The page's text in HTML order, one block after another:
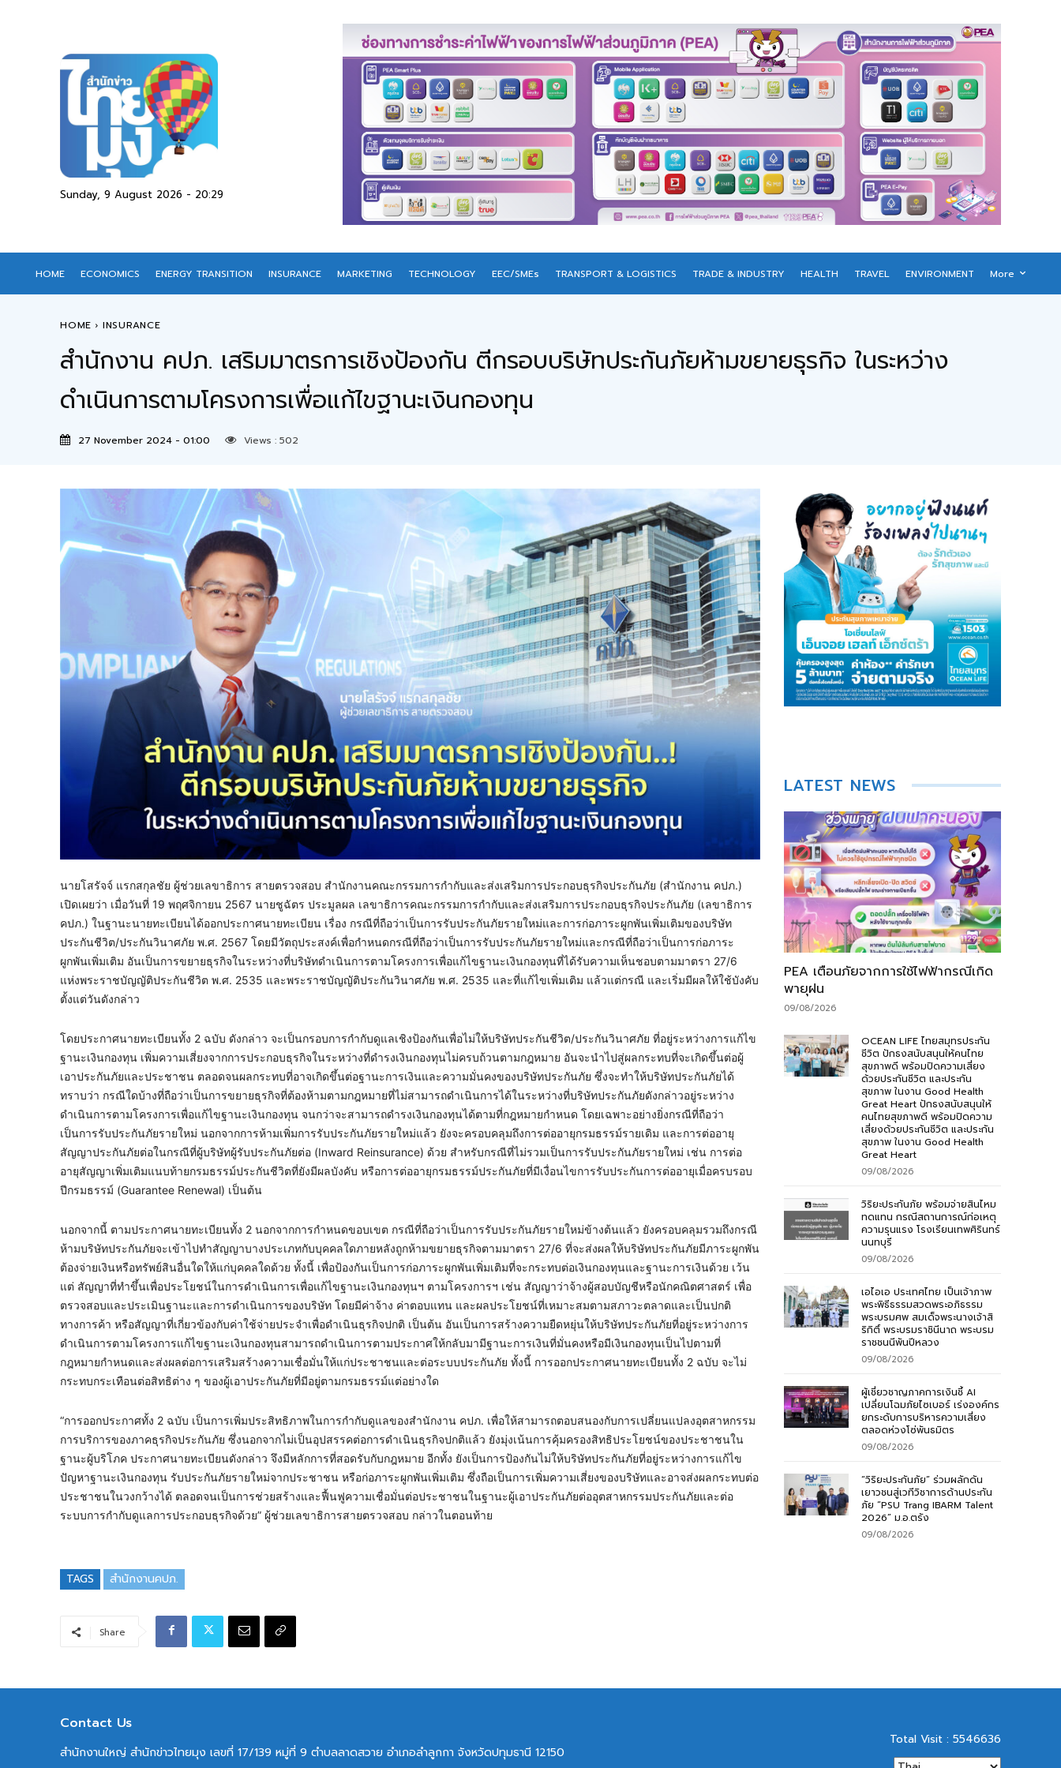
Sunday, 9 August 2026 - 20:29
HOME ECONOMICS ENERGY TRANSITION INSURANCE MARKETING TECHNOLOGY EEC/SMEs TRANSPORT & LOGISTICS TRADE & INDUSTRY HEALTH TRAVEL ENVIRONMENT More
HOME INSURANCE
สำนักงาน คปภ. เสริมมาตรการเชิงป้องกัน ตีกรอบบริษัทประกันภัยห้ามขยายธุรกิจ ในระหว่าง
ดำเนินการตามโครงการเพื่อแก้ไขฐานะเงินกองทุน
27 November 2024 - 01:00 Views : 502
นายโสรัจจ์ แรกสกุลชัย ผู้ช่วยเลขาธิการ สายตรวจสอบ สำนักงานคณะกรรมการกำกับและส่งเสริมการประกอบธุรกิจประกันภัย (สำนักงาน คปภ.)
เปิดเผยว่า เมื่อวันที่ 19 พฤศจิกายน 2567 นายชูฉัตร ประมูลผล เลขาธิการคณะกรรมการกำกับและส่งเสริมการประกอบธุรกิจประกันภัย (เลขาธิการ
คปภ.) ในฐานะนายทะเบียนได้ออกประกาศนายทะเบียน เรื่อง กรณีที่ถือว่าเป็นการรับประกันภัยรายใหม่และการก่อภาระผูกพันเพิ่มเติมของบริษัท
ประกันชีวิต/ประกันวินาศภัย พ.ศ. 2567 โดยมีวัตถุประสงค์เพื่อกำหนดกรณีที่ถือว่าเป็นการรับประกันภัยรายใหม่และกรณีที่ถือว่าเป็นการก่อภาระ
ผูกพันเพิ่มเติม อันเป็นการขยายธุรกิจในระหว่างที่บริษัทดำเนินการตามโครงการเพื่อแก้ไขฐานะเงินกองทุนที่ได้รับความเห็นชอบตามมาตรา 27/6
แห่งพระราชบัญญัติประกันชีวิต พ.ศ. 2535 และพระราชบัญญัติประกันวินาศภัย พ.ศ. 2535 และที่แก้ไขเพิ่มเติม แล้วแต่กรณี และเริ่มมีผลให้ใช้บังคับ
ตั้งแต่วันดังกล่าว
โดยประกาศนายทะเบียนทั้ง 2 ฉบับ ดังกล่าว จะเป็นกรอบการกำกับดูแลเชิงป้องกันเพื่อไม่ให้บริษัทประกันชีวิต/ประกันวินาศภัย ที่อยู่ระหว่างการแก้ไข
ฐานะเงินกองทุน เพิ่มความเสี่ยงจากการประกอบธุรกิจในระหว่างที่ดำรงเงินกองทุนไม่ครบถ้วนตามกฎหมาย อันจะนำไปสู่ผลกระทบที่จะเกิดขึ้นต่อผู้
เอาประกันภัยและประชาชน ตลอดจนผลกระทบที่อาจเกิดขึ้นต่อฐานะการเงินและความมั่นคงของบริษัทประกันภัย ซึ่งจะทำให้บริษัทประกันภัยได้
ทราบว่า กรณีใดบ้างที่ถือว่าเป็นการขยายธุรกิจที่ต้องห้ามตามกฎหมายที่ไม่สามารถดำเนินการได้ในระหว่างที่บริษัทประกันภัยดังกล่าวอยู่ระหว่าง
ดำเนินการตามโครงการเพื่อแก้ไขฐานะเงินกองทุน จนกว่าจะสามารถดำรงเงินกองทุนได้ตามที่กฎหมายกำหนด โดยเฉพาะอย่างยิ่งกรณีที่ถือว่า
เป็นการรับประกันภัยรายใหม่ นอกจากการห้ามเพิ่มการรับประกันภัยรายใหม่แล้ว ยังจะครอบคลุมถึงการต่ออายุกรมธรรม์รายเดิม และการต่ออายุ
สัญญาประกันภัยต่อในกรณีที่ผู้บริษัทผู้รับประกันภัยต่อ (Inward Reinsurance) ด้วย สำหรับกรณีที่ไม่รวมเป็นการรับประกันภัยรายใหม่ เช่น การต่อ
อายุสัญญาเพิ่มเติมแนบท้ายกรมธรรม์ประกันชีวิตที่ยังมีผลบังคับ หรือการต่ออายุกรมธรรม์ประกันภัยที่มีเงื่อนไขการรับประกันการต่ออายุเมื่อครบรอบ
ปีกรมธรรม์ (Guarantee Renewal) เป็นต้น
นอกจากนี้ ตามประกาศนายทะเบียนทั้ง 2 นอกจากการกำหนดขอบเขต กรณีที่ถือว่าเป็นการรับประกันภัยรายใหม่ข้างต้นแล้ว ยังครอบคลุมรวมถึงกรณี
ห้ามบริษัทประกันภัยจะเข้าไปทำสัญญาบางประเภทกับบุคคลใดภายหลังถูกห้ามขยายธุรกิจตามมาตรา 27/6 ที่จะส่งผลให้บริษัทประกันภัยมีภาระผูกพัน
ต้องจ่ายเงินหรือทรัพย์สินอื่นใดให้แก่บุคคลใดด้วย ทั้งนี้ เพื่อป้องกันเป็นการก่อภาระผูกพันเพิ่มเติมที่จะกระทบต่อเงินกองทุนและฐานะการเงินด้วย เว้น
แต่ สัญญาที่ทำขึ้นเพื่อประโยชน์ในการดำเนินการเพื่อแก้ไขฐานะเงินกองทุนฯ ตามโครงการฯ เช่น สัญญาว่าจ้างผู้สอบบัญชีหรือนักคณิตศาสตร์ เพื่อ
ตรวจสอบและประเมินฐานะและการดำเนินการของบริษัท โดยมีค่าจ้าง ค่าตอบแทน และผลประโยชน์ที่เหมาะสมตามสภาวะตลาดและเป็นปกติ
ทางการค้า หรือสัญญาที่เกี่ยวข้องกับค่าใช้จ่ายประจำเพื่อดำเนินธุรกิจปกติ เป็นต้น อันเป็นการสร้างความยืดหยุ่นให้บริษัทประกันภัยที่อยู่ระหว่างการ
ดำเนินการตามโครงการแก้ไขฐานะเงินกองทุนสามารถดำเนินการตามประกาศให้กลับมามีฐานะการเงินที่มั่นคงหรือมีเงินกองทุนเป็นไปตามที่
กฎหมายกำหนดและส่งผลต่อการเสริมสร้างความเชื่อมั่นให้แก่ประชาชนและต่อระบบประกันภัย ทั้งนี้ การออกประกาศนายทะเบียนทั้ง 2 ฉบับ จะไม่
กระทบกระเทือนต่อสิทธิต่าง ๆ ของผู้เอาประกันภัยที่มีอยู่ตามกรมธรรม์แต่อย่างใด
“การออกประกาศทั้ง 2 ฉบับ เป็นการเพิ่มประสิทธิภาพในการกำกับดูแลของสำนักงาน คปภ. เพื่อให้สามารถตอบสนองกับการเปลี่ยนแปลงอุตสาหกรรม
การบริการของภาคธุรกิจประกันภัย ซึ่งนอกจากไม่เป็นอุปสรรคต่อการดำเนินธุรกิจปกติแล้ว ยังมุ่งเน้นการคุ้มครองสิทธิประโยชน์ของประชาชนใน
ฐานะผู้บริโภค ประกาศนายทะเบียนดังกล่าว จึงมีหลักการที่สอดรับกับกฎหมาย อีกทั้ง ยังเป็นการป้องกันไม่ให้บริษัทประกันภัยที่อยู่ระหว่างการแก้ไข
ปัญหาฐานะเงินกองทุน รับประกันภัยรายใหม่จากประชาชน หรือก่อภาระผูกพันเพิ่มเติม ซึ่งถือเป็นการเพิ่มความเสี่ยงของบริษัทและอาจส่งผลกระทบต่อ
ประชาชนในวงกว้างได้ ตลอดจนเป็นการช่วยสร้างและฟื้นฟูความเชื่อมั่นต่อประชาชนในฐานะผู้เอาประกันภัยต่ออุตสาหกรรมประกันภัยและต่อ
ระบบการกำกับดูแลการประกอบธุรกิจด้วย” ผู้ช่วยเลขาธิการสายตรวจสอบ กล่าวในตอนท้าย
TAGS สำนักงานคปภ.
Share
LATEST NEWS
PEA เตือนภัยจากการใช้ไฟฟ้ากรณีเกิด
พายุฝน
09/08/2026
OCEAN LIFE ไทยสมุทรประกัน
ชีวิต ปักธงสนับสนุนให้คนไทย
สุขภาพดี พร้อมปิดความเสี่ยง
ด้วยประกันชีวิต และประกัน
สุขภาพ ในงาน Good Health
Great Heart ปักธงสนับสนุนให้
คนไทยสุขภาพดี พร้อมปิดความ
เสี่ยงด้วยประกันชีวิต และประกัน
สุขภาพ ในงาน Good Health
Great Heart
09/08/2026
วิริยะประกันภัย พร้อมจ่ายสินไหม
ทดแทน กรณีสถานการณ์ก่อเหตุ
ความรุนแรง โรงเรียนเทพศิรินทร์
นนทบุรี
09/08/2026
เอไอเอ ประเทศไทย เป็นเจ้าภาพ
พระพิธีธรรมสวดพระอภิธรรม
พระบรมศพ สมเด็จพระนางเจ้าสิ
ริกิติ์ พระบรมราชินีนาถ พระบรม
ราชชนนีพันปีหลวง
09/08/2026
ผู้เชี่ยวชาญภาคการเงินชี้ AI
เปลี่ยนโฉมภัยไซเบอร์ เร่งองค์กร
ยกระดับการบริหารความเสี่ยง
ตลอดห่วงโซ่พันธมิตร
09/08/2026
“วิริยะประกันภัย” ร่วมผลักดัน
เยาวชนสู่เวทีวิชาการด้านประกัน
ภัย “PSU Trang IBARM Talent
2026” ม.อ.ตรัง
09/08/2026
Contact Us
สำนักงานใหญ่ สำนักข่าวไทยมุง เลขที่ 17/139 หมู่ที่ 9 ตำบลลาดสวาย อำเภอลำลูกกา จังหวัดปทุมธานี 12150
Total Visit : 5546636